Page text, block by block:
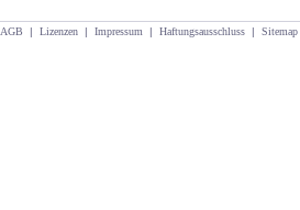
AGB | Lizenzen | Impressum | Haftungsausschluss | Sitemap